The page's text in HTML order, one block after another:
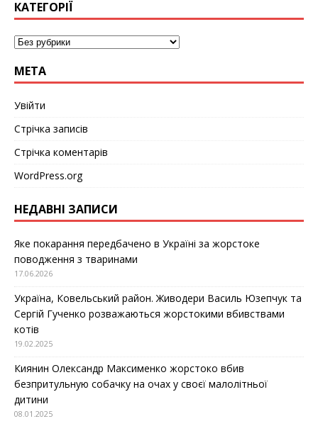
КАТЕГОРІЇ
МЕТА
Увійти
Стрічка записів
Стрічка коментарів
WordPress.org
НЕДАВНІ ЗАПИСИ
Яке покарання передбачено в Україні за жорстоке
поводження з тваринами
17.06.2026
Україна, Ковельський район. Живодери Василь Юзепчук та
Сергій Гученко розважаються жорстокими вбивствами
котів
19.02.2025
Киянин Олександр Максименко жорстоко вбив
безпритульную собачку на очах у своєї малолітньої
дитини
08.01.2025